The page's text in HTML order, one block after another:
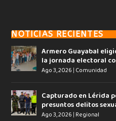
NOTICIAS RECIENTES
Armero Guayabal
la jornada electoral
Ago 3, 2026 | Comunidad
Capturado en Lérida
presuntos delitos
Ago 3, 2026 | Regional